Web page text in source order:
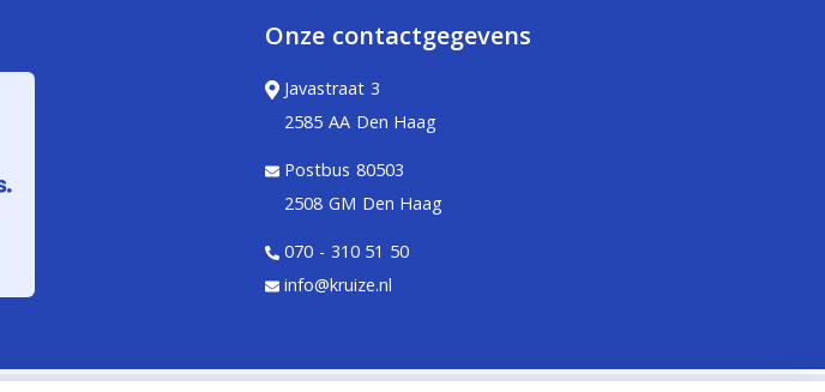
Onze contactgegevens
Javastraat 3
2585 AA Den Haag
Postbus 80503
2508 GM Den Haag
070 - 310 51 50
info@kruize.nl